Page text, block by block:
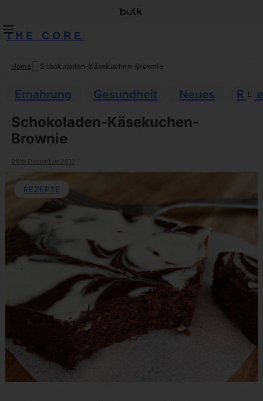
THE CORE
Skip
content
Home Schokoladen-Käsekuchen-Brownie
Ernahrung Gesundheit Neues
Schokoladen-Käsekuchen-
Brownie
06th Dezember 2017
REZEPTE